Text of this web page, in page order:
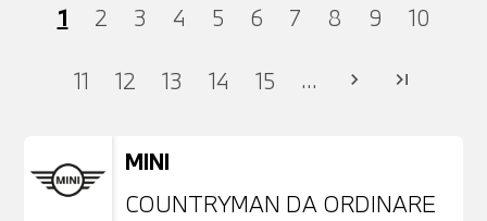
1 2 3 4 5 6 7 8 9 10
11 12 13 14 15 ... chevron_right last_page
MINI
COUNTRYMAN DA ORDINARE